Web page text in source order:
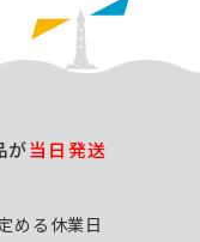
が当日発送
める休業日